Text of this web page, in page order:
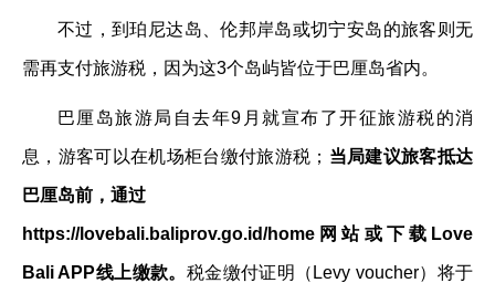
不过，到珀尼达岛、伦邦岸岛或切宁安岛的旅客则无
需再支付旅游税，因为这3个岛屿皆位于巴厘岛省内。
巴厘岛旅游局自去年9月就宣布了开征旅游税的消
息，游客可以在机场柜台缴付旅游税； 当局建议旅客抵达
巴厘岛前，通过
https://lovebali.baliprov.go.id/home网站或下载Love
Bali APP线上缴款。 税金缴付证明（Levy voucher）将于